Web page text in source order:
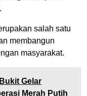
salah satu
membangun
masyarakat.
Gelar
Merah Putih